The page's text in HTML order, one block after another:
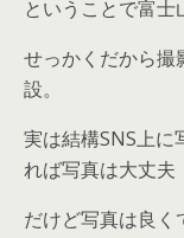
ということで富
せっかくだから撮
設。
実は結構SNS上に
れば写真は大丈夫
だけど写真は良